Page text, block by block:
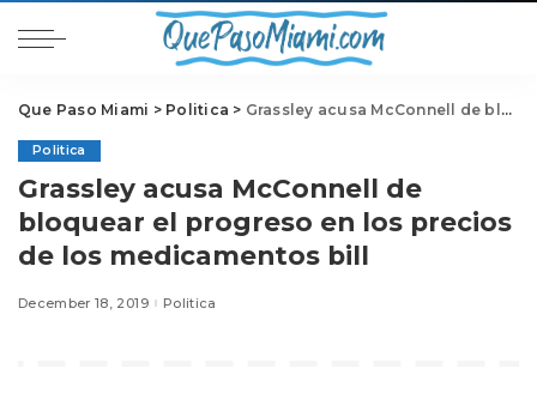
Que Paso Miami > Politica > Grassley acusa McConnell de bloquear el progreso en los precios de los medicamentos bill
Politica
Grassley acusa McConnell de
bloquear el progreso en los precios
de los medicamentos bill
December 18, 2019 Politica